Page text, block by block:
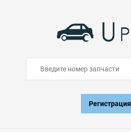
Регистрация